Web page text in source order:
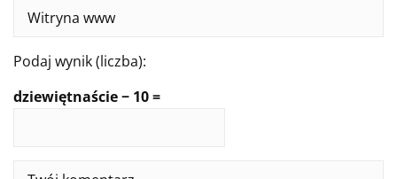
Podaj wynik (liczba):
dziewiętnaście − 10 =